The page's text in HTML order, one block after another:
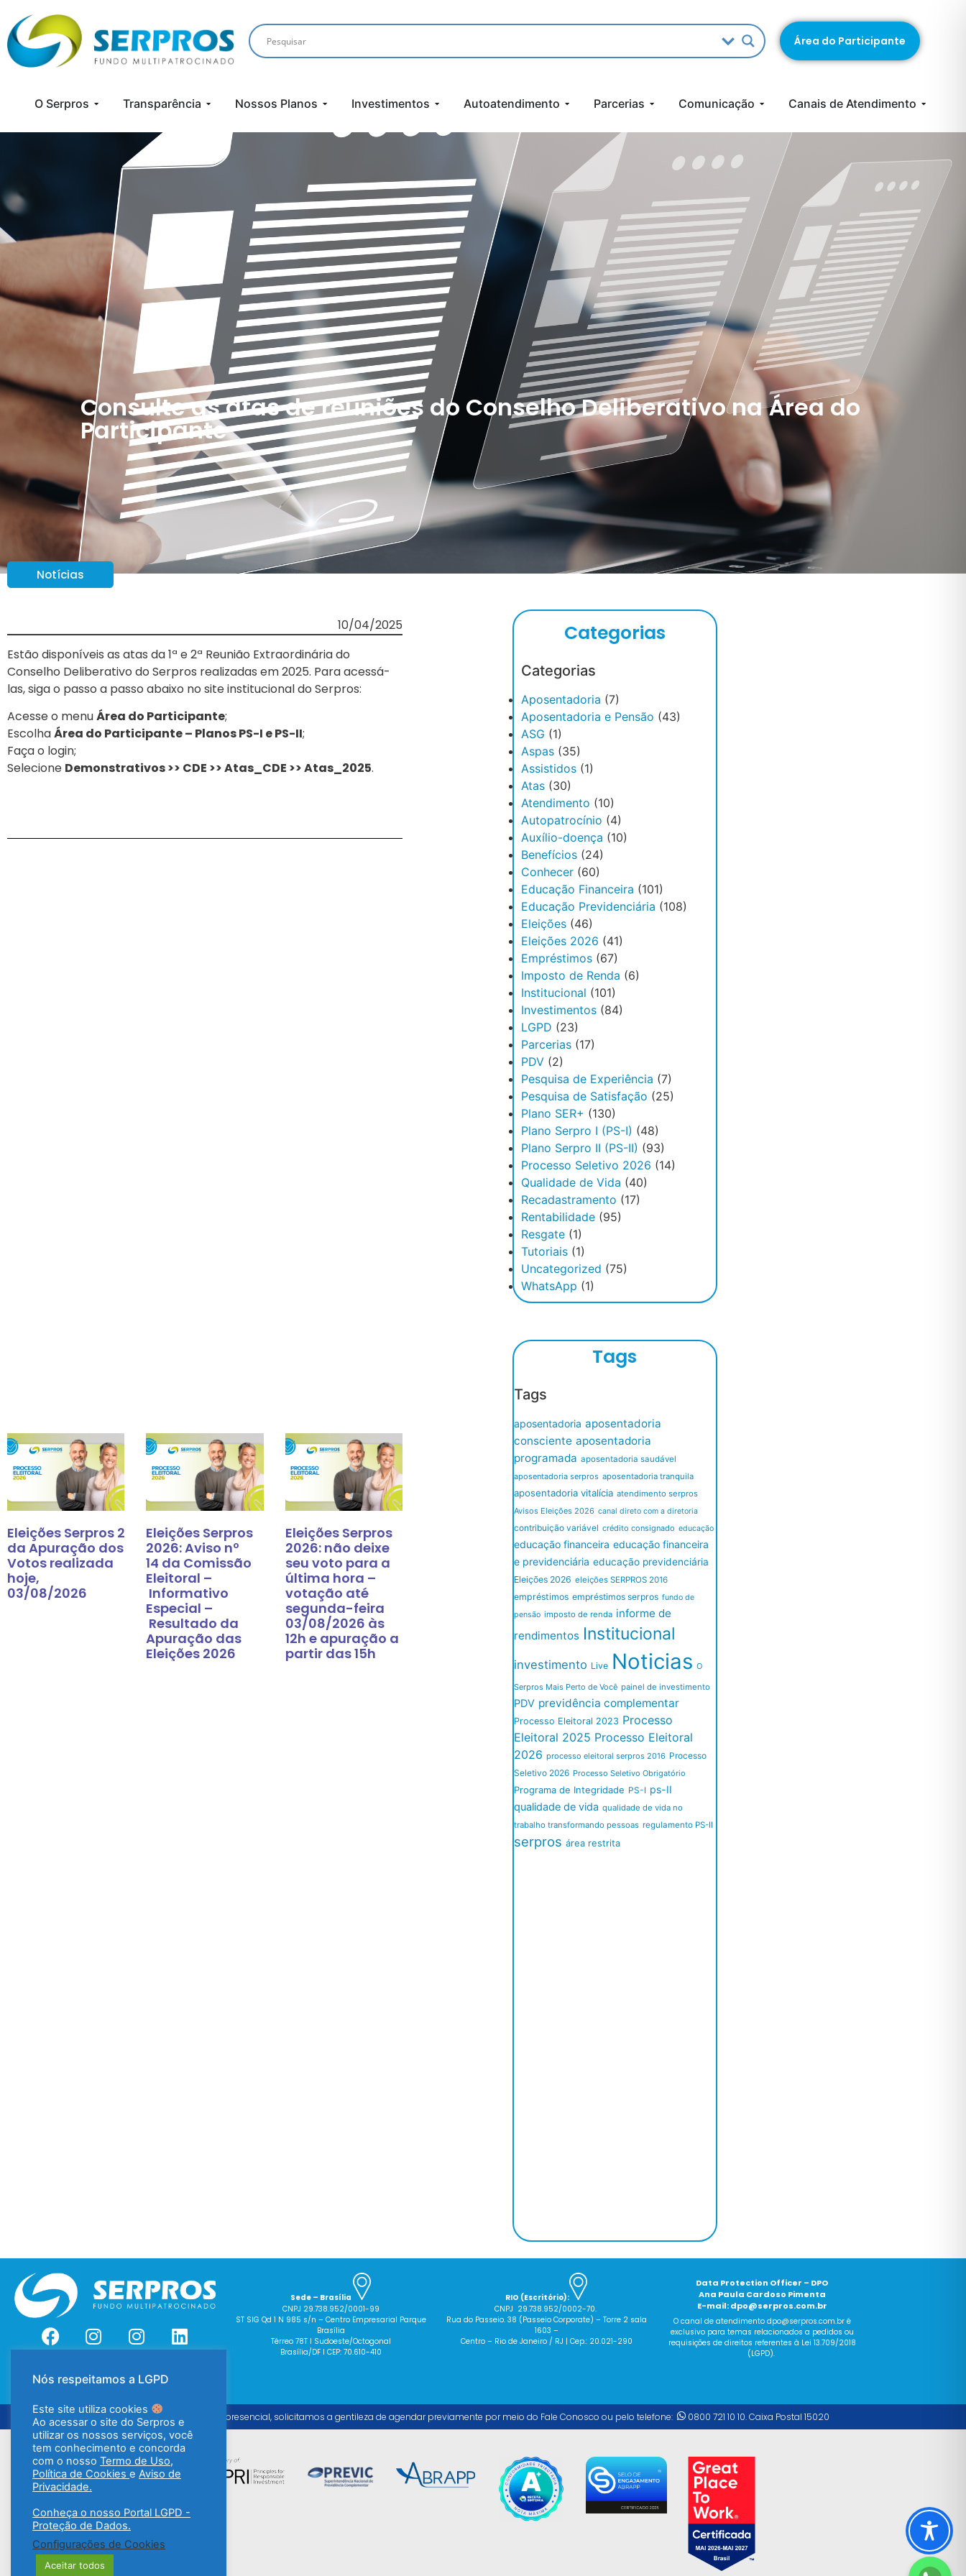
Área do Participante
O Serpros Transparência Nossos Planos Investimentos Autoatendimento Parcerias Comunicação Canais de Atendimento
Consulte as atas de reuniões do Conselho Deliberativo na Área do
Participante
Notícias
10/04/2025
Estão disponíveis as atas da 1ª e 2ª Reunião Extraordinária do
Conselho Deliberativo do Serpros realizadas em 2025. Para acessá-
las, siga o passo a passo abaixo no site institucional do Serpros:
Acesse o menuÁrea do Participante;
EscolhaÁrea do Participante – Planos PS-I e PS-II;
Faça o login;
Selecione Demonstrativos >> CDE >> Atas_CDE >> Atas_2025.
Categorias
Categorias
Aposentadoria (7)
Aposentadoria e Pensão (43)
ASG (1)
Aspas(35)
Assistidos(1)
Atas(30)
Atendimento (10)
Autopatrocínio (4)
Auxílio-doença (10)
Benefícios(24)
Conhecer(60)
Educação Financeira (101)
Educação Previdenciária (108)
Eleições(46)
Eleições 2026 (41)
Empréstimos(67)
Imposto de Renda (6)
Institucional (101)
Investimentos(84)
LGPD (23)
Parcerias(17)
PDV(2)
Pesquisa de Experiência (7)
Pesquisa de Satisfação (25)
Plano SER+ (130)
Plano Serpro I (PS-I) (48)
Plano Serpro II (PS-II) (93)
Processo Seletivo 2026 (14)
Qualidade de Vida (40)
Recadastramento (17)
Rentabilidade(95)
Resgate(1)
Tutoriais(1)
Uncategorized (75)
WhatsApp (1)
Eleições Serpros 2026: Resultado
da Apuração dos
Votos realizada
hoje,
03/08/2026
Eleições Serpros
2026: Aviso nº
14 da Comissão
Eleitoral –
Informativo
Especial –
Resultado da
Apuração das
Eleições 2026
Eleições Serpros
2026: não deixe
seu voto para a
última hora –
votação até
segunda-feira
03/08/2026 às
12h e apuração a
partir das 15h
Tags
Tags
aposentadoria aposentadoria
consciente aposentadoria
programada aposentadoria saudável
aposentadoria serpros aposentadoria tranquila
aposentadoria vitalícia atendimento serpros
Avisos Eleições 2026 canal direto com a diretoria
contribuição variável crédito consignado educação
educação financeira educação financeira
e previdenciária educação previdenciária
Eleições 2026 eleições SERPROS 2016
empréstimos empréstimos serpros fundo de
pensão imposto de renda informe de
rendimentos Institucional
investimento Live Noticias O
Serpros Mais Perto de Você painel de investimento
PDV previdência complementar
Processo Eleitoral 2023 Processo
Eleitoral 2025 Processo Eleitoral
2026 processo eleitoral serpros 2016 Processo
Seletivo 2026 Processo Seletivo Obrigatório
Programa de Integridade PS-I ps-II
qualidade de vida qualidade de vida no
trabalho transformando pessoas regulamento PS-II
serpros área restrita
Sede – Brasília
CNPJ 29.738.952/0001-99
ST SIG Qd 1 N 985 s/n – Centro Empresarial Parque
Brasília
Térreo 78T I Sudoeste/Octogonal
Brasília/DF I CEP: 70.610-410
RIO (Escritório):
CNPJ 29.738.952/0002-70.
Rua do Passeio. 38 (Passeio Corporate) – Torre 2 sala
1603 –
Centro – Rio de Janeiro / RJ | Cep.: 20.021-290
Data Protection Officer – DPO
Ana Paula Cardoso Pimenta
E-mail:dpo@serpros.com.br
O canal deatendimento dpo@serpros.com.br é
exclusivo para temas relacionados a pedidos ou
requisições dedireitos referentes à Lei 13.709/2018
(LGPD).
Para o atendimento presencial, solicitamos a gentileza de agendar previamente por meio do Fale Conosco ou pelo telefone: 0800 721 10 10. Caixa Postal 15020
Nós respeitamos a LGPD
Este site utiliza cookies
Ao acessar o site do Serpros e
utilizar os nossos serviços, você
tem conhecimento e concorda
com o nosso Termo de Uso,
Política de Cookies e Aviso de
Privacidade.
Conheça o nosso Portal LGPD -
Proteção de Dados.
Configurações de Cookies
Aceitar todos